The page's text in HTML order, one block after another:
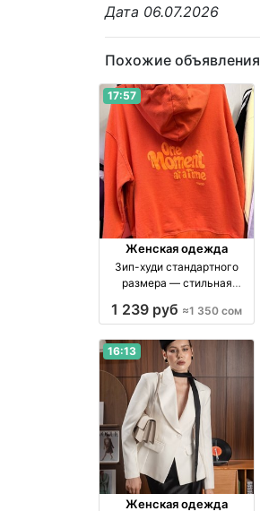
Дата 06.07.2026
Похожие объявления
17:57
Женская одежда
Зип-худи стандартного
размера — стильная
1 239 руб ≈1 350 сом
16:13
Женская одежда